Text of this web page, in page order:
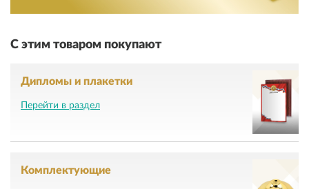
С этим товаром покупают
Дипломы и плакетки
Перейти в раздел
Комплектующие